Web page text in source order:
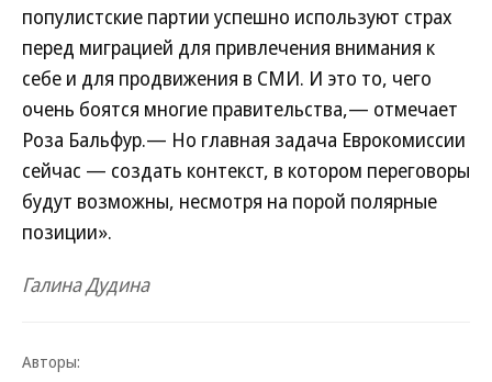
популистские партии успешно используют страх
перед миграцией для привлечения внимания к
себе и для продвижения в СМИ. И это то, чего
очень боятся многие правительства,— отмечает
Роза Бальфур.— Но главная задача Еврокомиссии
сейчас — создать контекст, в котором переговоры
будут возможны, несмотря на порой полярные
позиции».
Галина Дудина
Авторы: